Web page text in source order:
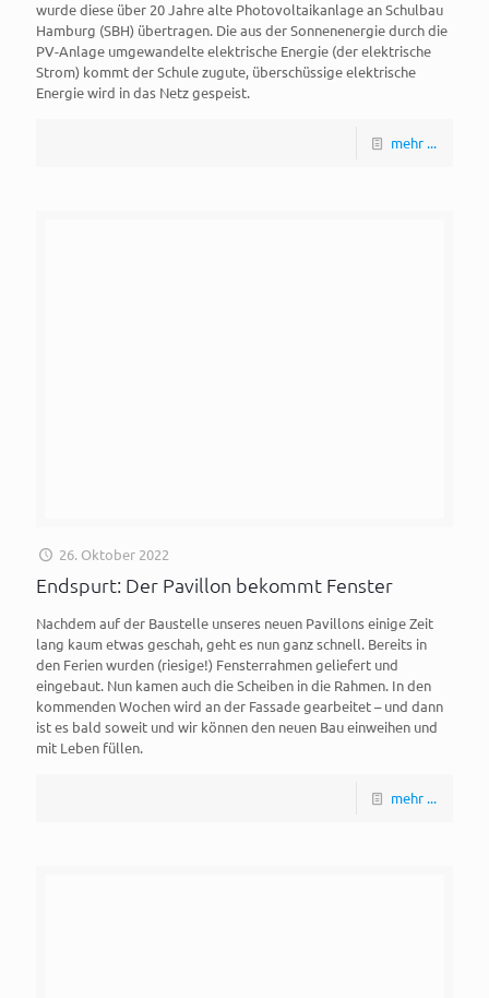
wurde diese über 20 Jahre alte Photovoltaikanlage an Schulbau
Hamburg (SBH) übertragen. Die aus der Sonnenenergie durch die
PV-Anlage umgewandelte elektrische Energie (der elektrische
Strom) kommt der Schule zugute, überschüssige elektrische
Energie wird in das Netz gespeist.
mehr ...
26. Oktober 2022
Endspurt: Der Pavillon bekommt Fenster
Nachdem auf der Baustelle unseres neuen Pavillons einige Zeit
lang kaum etwas geschah, geht es nun ganz schnell. Bereits in
den Ferien wurden (riesige!) Fensterrahmen geliefert und
eingebaut. Nun kamen auch die Scheiben in die Rahmen. In den
kommenden Wochen wird an der Fassade gearbeitet – und dann
ist es bald soweit und wir können den neuen Bau einweihen und
mit Leben füllen.
mehr ...